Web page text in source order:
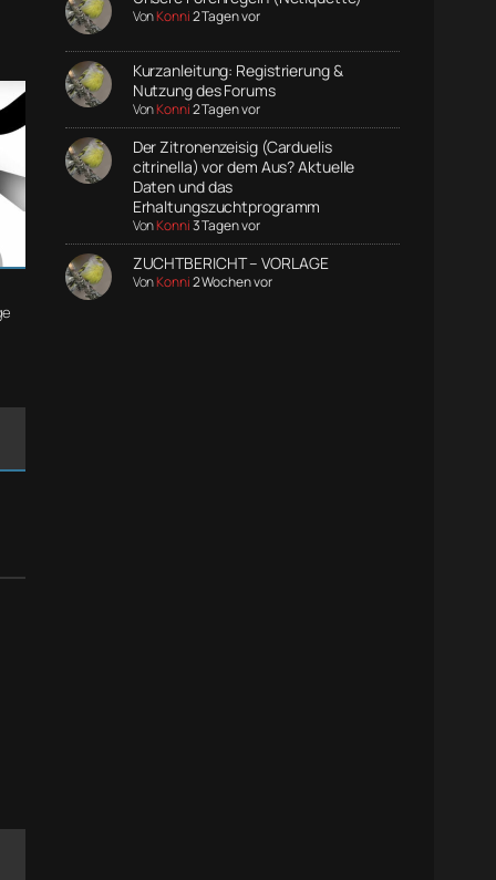
VonKonni2 Tagen vor
Kurzanleitung: Registrierung &
Nutzung des Forums
VonKonni2 Tagen vor
Der Zitronenzeisig (Carduelis
citrinella) vor dem Aus? Aktuelle
Daten und das
Erhaltungszuchtprogramm
VonKonni3 Tagen vor
ZUCHTBERICHT – VORLAGE
VonKonni2 Wochen vor